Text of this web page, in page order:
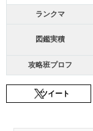
ランクマ
図鑑実積
攻略班プロフ
ツイート